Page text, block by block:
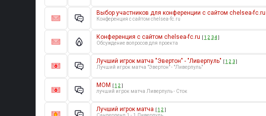
Выбор участников для конференции с сайтом chelsea-fc.ru
Конференция с сайтом chelsea-fc.ru
Конференция с сайтом chelsea-fc.ru [1 2 34]
Обсуждение вопросов для проекта
Лучший игрок матча "Эвертон" - "Ливерпуль" [1 2 3]
Лучший игрок матча "Эвертон" - "Ливерпуль"
МОМ [1 2 ]
лучший игрок матча Ливерпуль - Сток
Лучший игрок матча [1 2 ]